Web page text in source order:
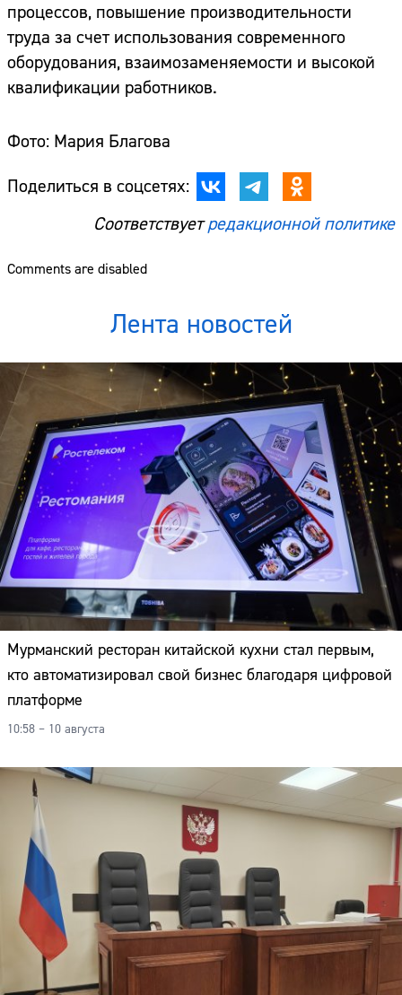
процессов, повышение производительности
труда за счет использования современного
оборудования, взаимозаменяемости и высокой
квалификации работников.
Фото: Мария Благова
Поделиться в соцсетях:
Соответствуетредакционной политике
Comments are disabled
Лента новостей
Мурманский ресторан китайской кухни стал первым,
кто автоматизировал свой бизнес благодаря цифровой
платформе
10:58 – 10 августа